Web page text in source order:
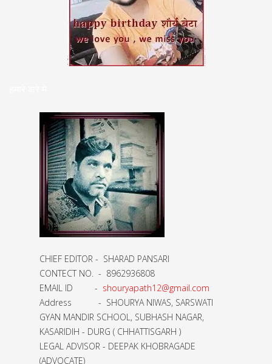
CHIEF EDITOR - SHARAD PANSARI
CONTECT NO. - 8962936808
EMAIL ID - shouryapath12@gmail.com
Address - SHOURYA NIWAS, SARSWATI
GYAN MANDIR SCHOOL, SUBHASH NAGAR,
KASARIDIH - DURG ( CHHATTISGARH )
LEGAL ADVISOR - DEEPAK KHOBRAGADE
(ADVOCATE)